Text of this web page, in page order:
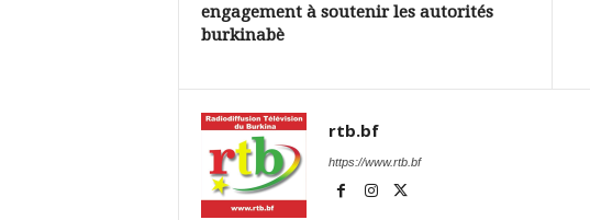
engagement à soutenir les autorités
burkinabè
rtb.bf
https://www.rtb.bf